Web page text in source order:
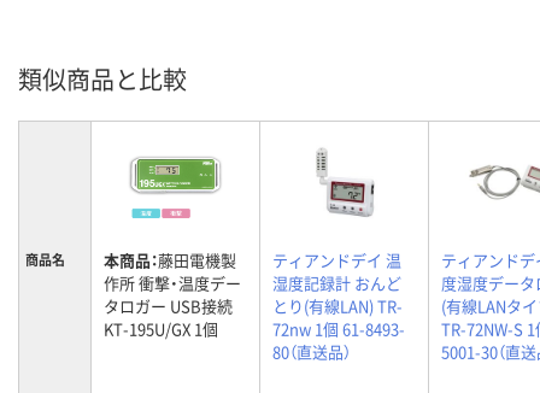
類似商品と比較
商品名 本商品：藤田電機製
作所 衝撃・温度デー
タロガー USB接続
KT-195U/GX 1個
ティアンドデイ 温
湿度記録計 おんど
とり(有線LAN) TR-
72nw 1個 61-8493-
80（直送品）
ティアンドデ
度湿度デー
(有線LANタ
TR-72NW-S
5001-30（直送